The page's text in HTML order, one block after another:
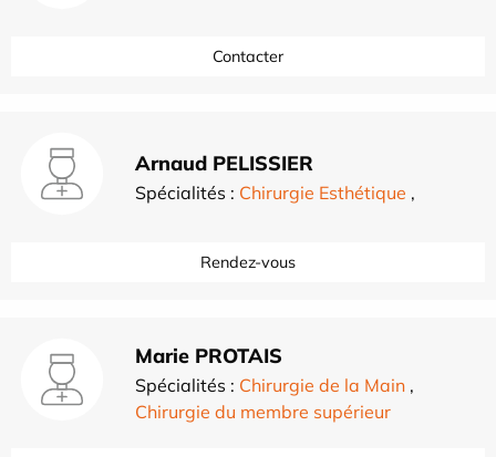
Contacter
Arnaud PELISSIER
Spécialités : Chirurgie Esthétique ,
Rendez-vous
Marie PROTAIS
Spécialités : Chirurgie de la Main ,
Chirurgie du membre supérieur